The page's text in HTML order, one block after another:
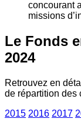
concourant
missions
Le Fonds
2024
Retrouvez en
de répartition des
2015 2016 2017